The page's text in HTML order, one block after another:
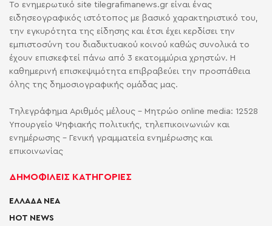
Το ενημερωτικό site tilegrafimanews.gr είναι ένας
ειδησεογραφικός ιστότοπος με βασικό χαρακτηριστικό του,
την εγκυρότητα της είδησης και έτσι έχει κερδίσει την
εμπιστοσύνη του διαδικτυακού κοινού καθώς συνολικά το
έχουν επισκεφτεί πάνω από 3 εκατομμύρια χρηστών. Η
καθημερινή επισκεψιμότητα επιβραβεύει την προσπάθεια
όλης της δημοσιογραφικής ομάδας μας.
Τηλεγράφημα Αριθμός μέλους - Μητρώο online media: 12528
Υπουργείο Ψηφιακής πολιτικής, τηλεπικοινωνιών και
ενημέρωσης - Γενική γραμματεία ενημέρωσης και
επικοινωνίας
ΔΗΜΟΦΙΛΕΙΣ ΚΑΤΗΓΟΡΙΕΣ
ΕΛΛΑΔΑ ΝΕΑ
HOT NEWS